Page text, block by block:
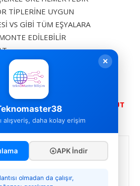
TİPLERİNE UYGUN
VS GİBİ TÜM EŞYALARA
EDİLEBİLİR
Stok 1000+++
ANLAŞMALI KARGO MEVCUT
AYNI GÜN KARGO
İMKANI
✕
alışveriş, daha kolay erişim
APK İndir
olmadan da çalışır,